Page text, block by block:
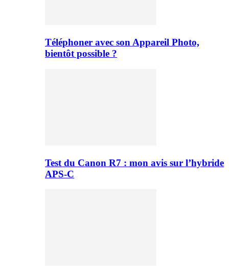
Téléphoner avec son Appareil Photo,
bientôt possible ?
Test du Canon R7 : mon avis sur l’hybride
APS-C